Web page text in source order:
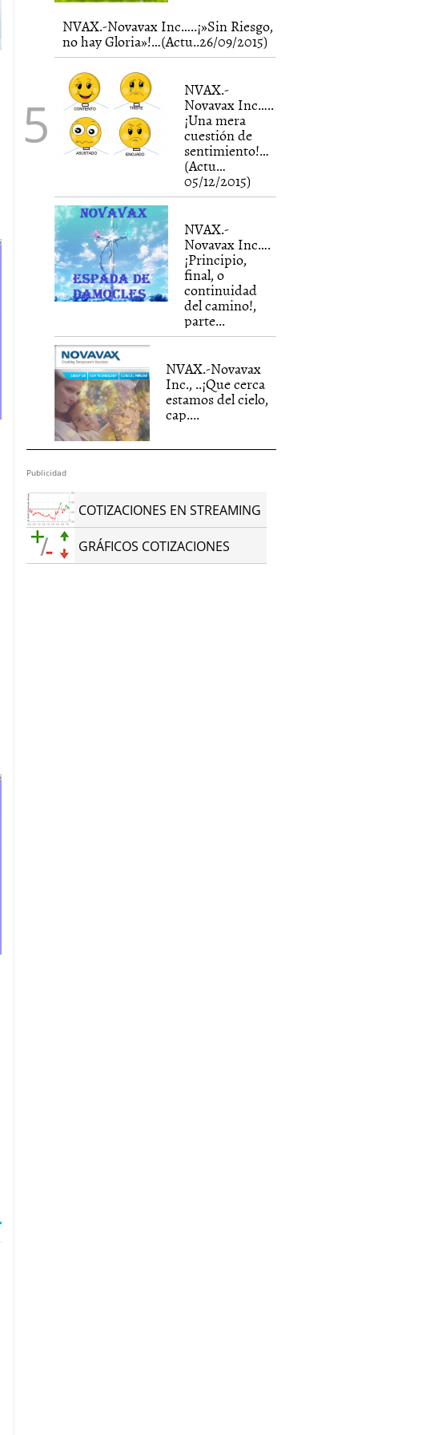
NVAX.-Novavax Inc…..¡»Sin Riesgo,
no hay Gloria»!…(Actu..26/09/2015)
NVAX.-
Novavax Inc…..
¡Una mera
cuestión de
sentimiento!…
(Actu…
05/12/2015)
NVAX.-
Novavax Inc….
¡Principio,
final, o
continuidad
del camino!,
parte...
NVAX.-Novavax
Inc., ..¡Que cerca
estamos del cielo,
cap....
Publicidad
COTIZACIONES EN STREAMING
GRÁFICOS COTIZACIONES